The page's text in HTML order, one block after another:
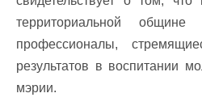
территориальной общине
профессионалы,
результатов в воспитании
мэрии.